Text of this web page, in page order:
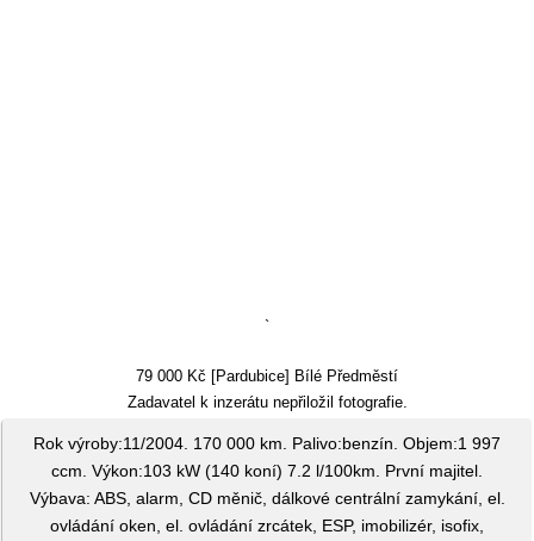
`
79 000 Kč [Pardubice] Bílé Předměstí
Zadavatel k inzerátu nepřiložil fotografie.
Rok výroby:11/2004. 170 000 km. Palivo:benzín. Objem:1 997
ccm. Výkon:103 kW (140 koní) 7.2 l/100km. První majitel.
Výbava: ABS, alarm, CD měnič, dálkové centrální zamykání, el.
ovládání oken, el. ovládání zrcátek, ESP, imobilizér, isofix,